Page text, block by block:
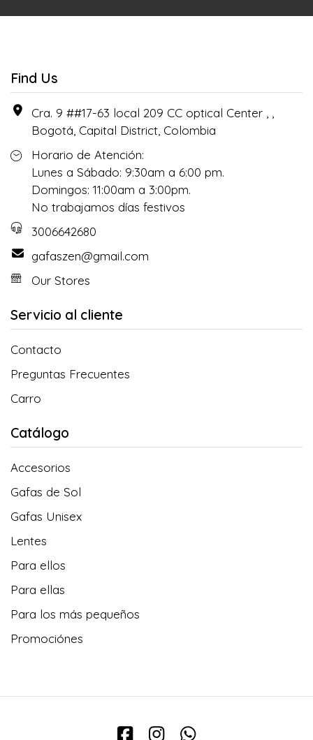
Find Us
Cra. 9 ##17-63 local 209 CC optical Center , ,
Bogotá, Capital District, Colombia
Horario de Atención:
Lunes a Sábado: 9:30am a 6:00 pm.
Domingos: 11:00am a 3:00pm.
No trabajamos días festivos
3006642680
gafaszen@gmail.com
Our Stores
Servicio al cliente
Contacto
Preguntas Frecuentes
Carro
Catálogo
Accesorios
Gafas de Sol
Gafas Unisex
Lentes
Para ellos
Para ellas
Para los más pequeños
Promociónes